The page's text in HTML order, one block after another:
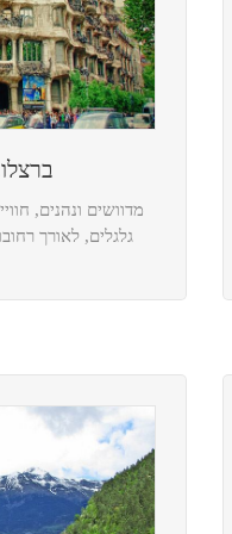
מדוושים ונהנים,
גלגלים, לאורך